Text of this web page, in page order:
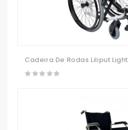
Cadeira De Rodas Liliput Light